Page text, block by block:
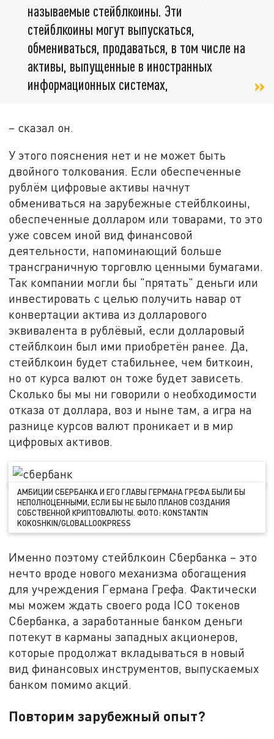
называемые стейблкоины. Эти
стейблкоины могут выпускаться,
обмениваться, продаваться, в том числе на
активы, выпущенные в иностранных
информационных системах,
– сказал он.
У этого пояснения нет и не может быть
двойного толкования. Если обеспеченные
рублём цифровые активы начнут
обмениваться на зарубежные стейблкоины,
обеспеченные долларом или товарами, то это
уже совсем иной вид финансовой
деятельности, напоминающий больше
трансграничную торговлю ценными бумагами.
Так компании могли бы "прятать" деньги или
инвестировать с целью получить навар от
конвертации актива из долларового
эквивалента в рублёвый, если долларовый
стейблкоин был ими приобретён ранее. Да,
стейблкоин будет стабильнее, чем биткоин,
но от курса валют он тоже будет зависеть.
Сколько бы мы ни говорили о необходимости
отказа от доллара, воз и ныне там, а игра на
разнице курсов валют проникает и в мир
цифровых активов.
АМБИЦИИ СБЕРБАНКА И ЕГО ГЛАВЫ ГЕРМАНА ГРЕФА БЫЛИ БЫ
НЕПОЛНОЦЕННЫМИ, ЕСЛИ БЫ НЕ БЫЛО ПЛАНОВ СОЗДАНИЯ
СОБСТВЕННОЙ КРИПТОВАЛЮТЫ. ФОТО: KONSTANTIN
KOKOSHKIN/GLOBALLOOKPRESS
Именно поэтому стейблкоин Сбербанка – это
нечто вроде нового механизма обогащения
для учреждения Германа Грефа. Фактически
мы можем ждать своего рода ICO токенов
Сбербанка, а заработанные банком деньги
потекут в карманы западных акционеров,
которые продолжат вкладываться в новый
вид финансовых инструментов, выпускаемых
банком помимо акций.
Повторим зарубежный опыт?